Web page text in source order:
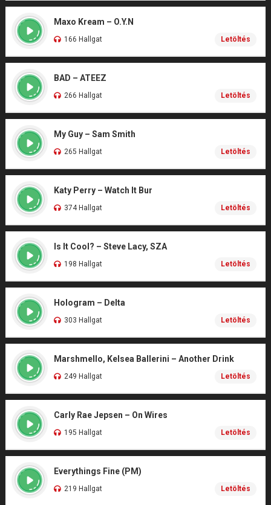
Maxo Kream – O.Y.N
166 Hallgat Letöltés
BAD – ATEEZ
266 Hallgat Letöltés
My Guy – Sam Smith
265 Hallgat Letöltés
Katy Perry – Watch It Bur
374 Hallgat Letöltés
Is It Cool? – Steve Lacy, SZA
198 Hallgat Letöltés
Hologram – Delta
303 Hallgat Letöltés
Marshmello, Kelsea Ballerini – Another Drink
249 Hallgat Letöltés
Carly Rae Jepsen – On Wires
195 Hallgat Letöltés
Everythings Fine (PM)
219 Hallgat Letöltés